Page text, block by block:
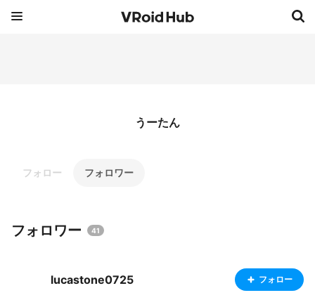
うーたん
フォロー フォロワー
フォロワー 41
lucastone0725 フォロー